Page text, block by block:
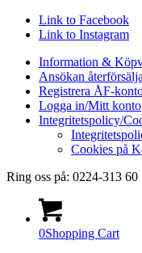
Link to Facebook
Link to Instagram
Information &
Ansökan
Registrera ÅF-
Logga in/Mitt konto
Integritetspolicy/
Cookies på
Ring oss på: 0224-313 60
0Shopping Cart